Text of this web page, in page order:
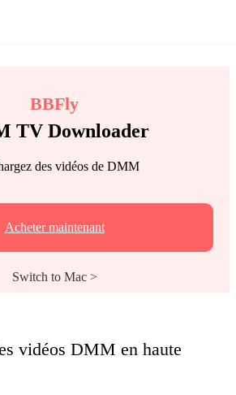
BBFly
TV Downloader
des vidéos de DMM
Acheter maintenant
Switch to Mac >
vidéos DMM en haute